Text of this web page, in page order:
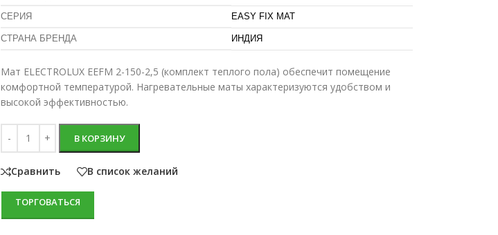
СЕРИЯ EASY FIX MAT
СТРАНА БРЕНДА ИНДИЯ
Мат ELECTROLUX EEFM 2-150-2,5 (комплект теплого пола) обеспечит помещение
комфортной температурой. Нагревательные маты характеризуются удобством и
высокой эффективностью.
В КОРЗИНУ
Сравнить В список желаний
ТОРГОВАТЬСЯ